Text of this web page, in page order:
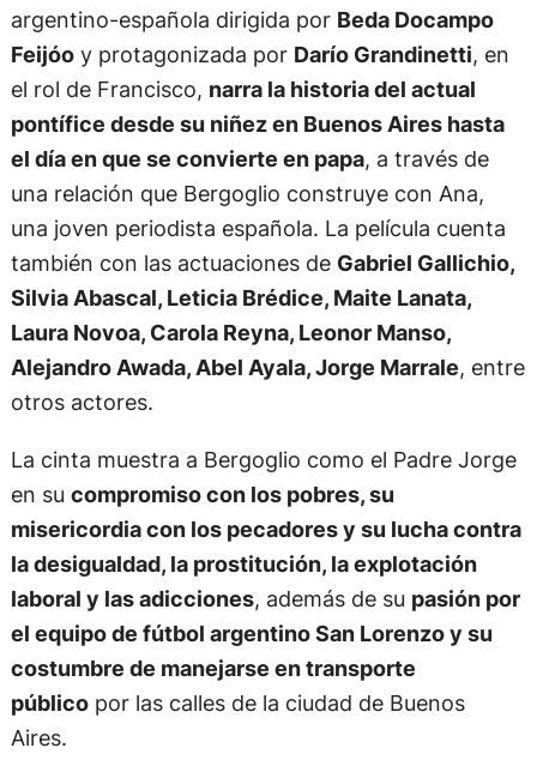
argentino-española dirigida por Beda Docampo
Feijóoy protagonizada por Darío Grandinetti, en
el rol de Francisco, narra la historia del actual
pontífice desde su niñez en Buenos Aires hasta
el día en que se convierte en papa, a través de
una relación que Bergoglio construye con Ana,
una joven periodista española. La película cuenta
también con las actuaciones de Gabriel Gallichio,
Silvia Abascal, Leticia Brédice, Maite Lanata,
Laura Novoa, Carola Reyna, Leonor Manso,
Alejandro Awada, Abel Ayala, Jorge Marrale, entre
otros actores.
La cinta muestra a Bergoglio como el Padre Jorge
en su compromiso con los pobres, su
misericordia con los pecadores y su lucha contra
la desigualdad, la prostitución, la explotación
laboral y las adicciones, además de su pasión por
el equipo de fútbol argentino San Lorenzo y su
costumbre de manejarse en transporte
públicopor las calles de la ciudad de Buenos
Aires.